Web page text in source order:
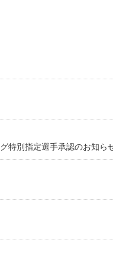
特別指定選手承認のお知ら